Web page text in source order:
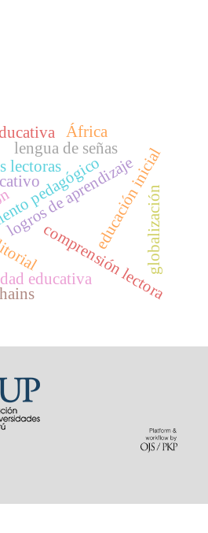
pedagógico
logros de aprendizaje
educación inicial
comprensión lectora
lectoras
lengua de señas
educativa
África
globalización